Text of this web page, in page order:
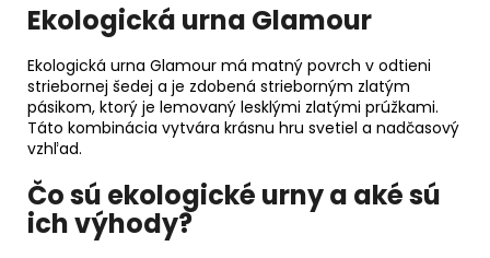
Ekologická urna Glamour
Ekologická urna Glamour má matný povrch v odtieni
striebornej šedej a je zdobená strieborným zlatým
pásikom, ktorý je lemovaný lesklými zlatými prúžkami.
Táto kombinácia vytvára krásnu hru svetiel a nadčasový
vzhľad.
Čo sú ekologické urny a aké sú
ich výhody?